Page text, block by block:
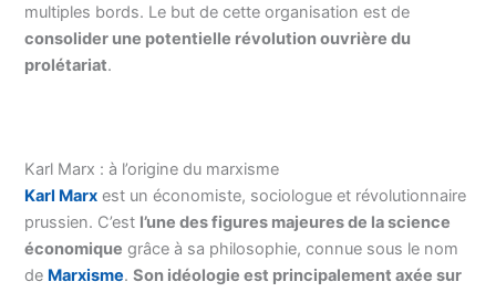
multiples bords. Le but de cette organisation est de
consolider une potentielle révolution ouvrière du
prolétariat.
Karl Marx : à l’origine du marxisme
Karl Marx est un économiste, sociologue et révolutionnaire
prussien. C’est l’une des figures majeures de la science
économique grâce à sa philosophie, connue sous le nom
de Marxisme.Son idéologie est principalement axée sur